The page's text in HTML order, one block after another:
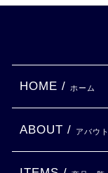
HOME / ホーム
ABOUT / アバウト